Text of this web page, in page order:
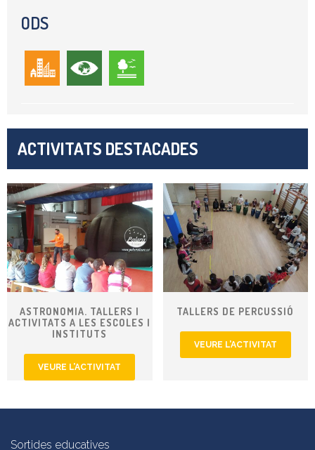
ODS
ACTIVITATS DESTACADES
ASTRONOMIA. TALLERS I
ACTIVITATS A LES ESCOLES I
INSTITUTS
VEURE L’ACTIVITAT
TALLERS DE PERCUSSIÓ
VEURE L’ACTIVITAT
Sortides educatives